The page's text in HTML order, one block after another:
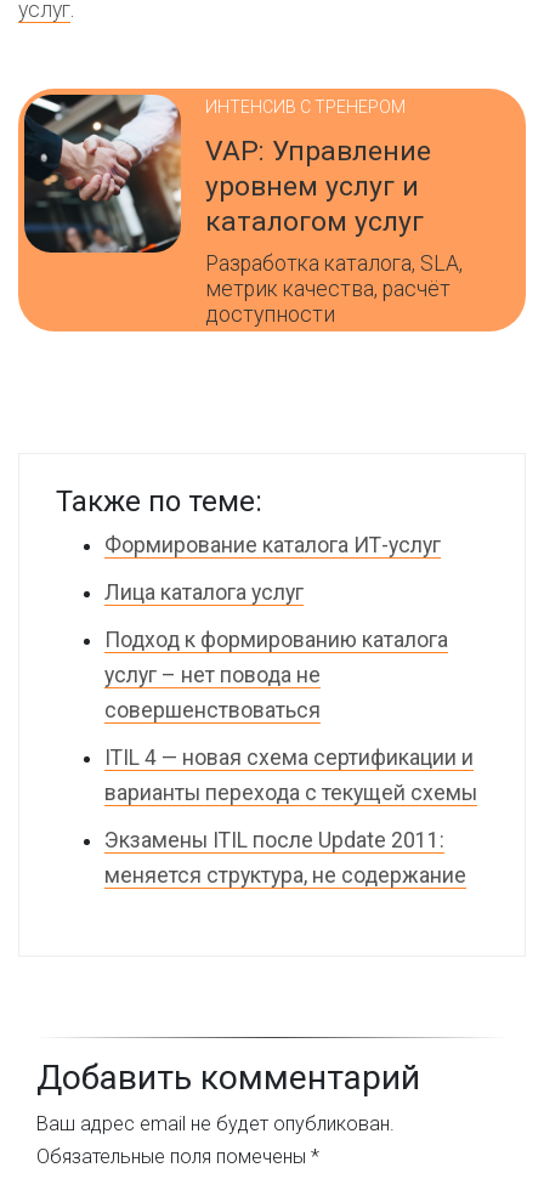
услуг.
ИНТЕНСИВ С ТРЕНЕРОМ
VAP: Управление
уровнем услуг и
каталогом услуг
Разработка каталога, SLA,
метрик качества, расчёт
доступности
Также по теме:
Формирование каталога ИТ-услуг
Лица каталога услуг
Подход к формированию каталога
услуг – нет повода не
совершенствоваться
ITIL 4 — новая схема сертификации и
варианты перехода с текущей схемы
Экзамены ITIL после Update 2011:
меняется структура, не содержание
Добавить комментарий
Ваш адрес email не будет опубликован.
Обязательные поля помечены *